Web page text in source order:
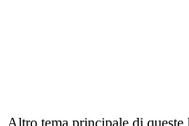
Altro tema principale di queste